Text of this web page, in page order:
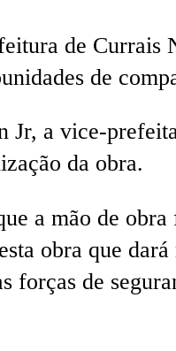
de Currais
de
Jr, a vice-
da obra.
a mão de
obra que
forças de